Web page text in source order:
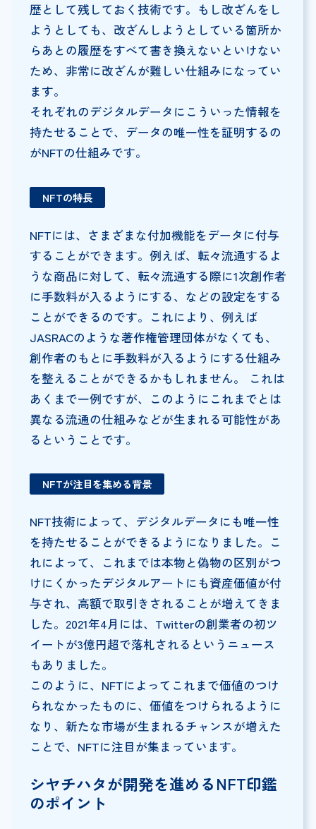
歴として残しておく技術です。もし改ざんをし
ようとしても、改ざんしようとしている箇所か
らあとの履歴をすべて書き換えないといけない
ため、非常に改ざんが難しい仕組みになってい
ます。
それぞれのデジタルデータにこういった情報を
持たせることで、データの唯一性を証明するの
がNFTの仕組みです。
NFTの特長
NFTには、さまざまな付加機能をデータに付与
することができます。例えば、転々流通するよ
うな商品に対して、転々流通する際に1次創作者
に手数料が入るようにする、などの設定をする
ことができるのです。これにより、例えば
JASRACのような著作権管理団体がなくても、
創作者のもとに手数料が入るようにする仕組み
を整えることができるかもしれません。 これは
あくまで一例ですが、このようにこれまでとは
異なる流通の仕組みなどが生まれる可能性があ
るということです。
NFTが注目を集める背景
NFT技術によって、デジタルデータにも唯一性
を持たせることができるようになりました。こ
れによって、これまでは本物と偽物の区別がつ
けにくかったデジタルアートにも資産価値が付
与され、高額で取引きされることが増えてきま
した。2021年4月には、Twitterの創業者の初ツ
イートが3億円超で落札されるというニュース
もありました。
このように、NFTによってこれまで価値のつけ
られなかったものに、価値をつけられるように
なり、新たな市場が生まれるチャンスが増えた
ことで、NFTに注目が集まっています。
シヤチハタが開発を進めるNFT印鑑
のポイント